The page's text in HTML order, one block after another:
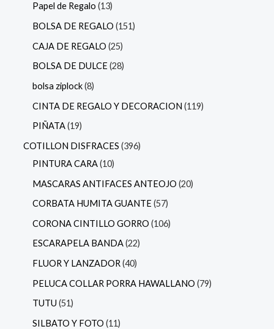
Papel de Regalo 13
BOLSA DE REGALO 151
CAJA DE REGALO 25
BOLSA DE DULCE 28
bolsa ziplock 8
CINTA DE REGALO Y DECORACION 119
PIÑATA 19
COTILLON DISFRACES 396
PINTURA CARA 10
MASCARAS ANTIFACES ANTEOJO 20
CORBATA HUMITA GUANTE 57
CORONA CINTILLO GORRO 106
ESCARAPELA BANDA 22
FLUOR Y LANZADOR 40
PELUCA COLLAR PORRA HAWALLANO 79
TUTU 51
SILBATO Y FOTO 11